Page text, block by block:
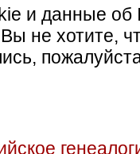
и данные об
не хотите,